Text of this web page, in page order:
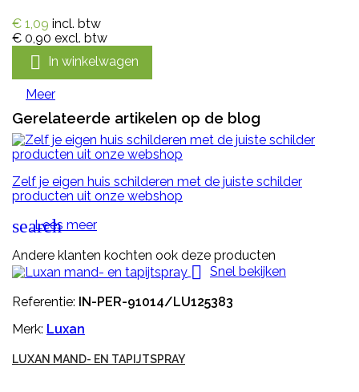
€ 1,09 incl. btw
€ 0,90 excl. btw
 In winkelwagen
Meer
Gerelateerde artikelen op de blog
Zelf je eigen huis schilderen met de juiste schilder
producten uit onze webshop
search
Lees meer
Andere klanten kochten ook deze producten
 Snel bekijken
Referentie: IN-PER-91014/LU125383
Merk: Luxan
LUXAN MAND- EN TAPIJTSPRAY